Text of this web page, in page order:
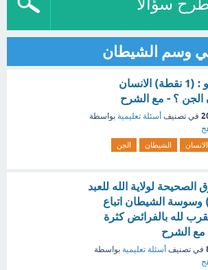
سؤالاً
في وسم الشيطان
الغَرور هو : (1 نقطة) الانسان
الجن ؟ - مع الشرح
في تصنيف أسئلة تعليمية بواسطة
الانسان الشيطان الجن
لولاية الله للعبد
وسوسة الشيطان اتباع
لله بالفرائض كثرة
مع الشرح
في تصنيف أسئلة تعليمية بواسطة